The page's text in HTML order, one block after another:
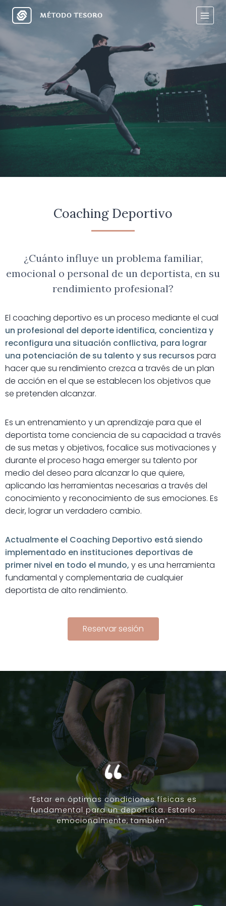
Coaching Deportivo
¿Cuánto influye un problema familiar,
emocional o personal de un deportista, en su
rendimiento profesional?
El coaching deportivo es un proceso mediante el cual
un profesional del deporte identifica, concientiza y
reconfigura una situación conflictiva, para lograr
una potenciación de su talento y sus recursos para
hacer que su rendimiento crezca a través de un plan
de acción en el que se establecen los objetivos que
se pretenden alcanzar.​
Es un entrenamiento y un aprendizaje para que el
deportista tome conciencia de su capacidad a través
de sus metas y objetivos, focalice sus motivaciones y
durante el proceso haga emerger su talento por
medio del deseo para alcanzar lo que quiere,
aplicando las herramientas necesarias a través del
conocimiento y reconocimiento de sus emociones. Es
decir, lograr un verdadero cambio.
​Actualmente el Coaching Deportivo está siendo
implementado en instituciones deportivas de
primer nivel en todo el mundo, y es una herramienta
fundamental y complementaria de cualquier
deportista de alto rendimiento.
Reservar sesión
“Estar en óptimas condiciones físicas es
fundamental para un deportista. Estarlo
emocionalmente, también”.